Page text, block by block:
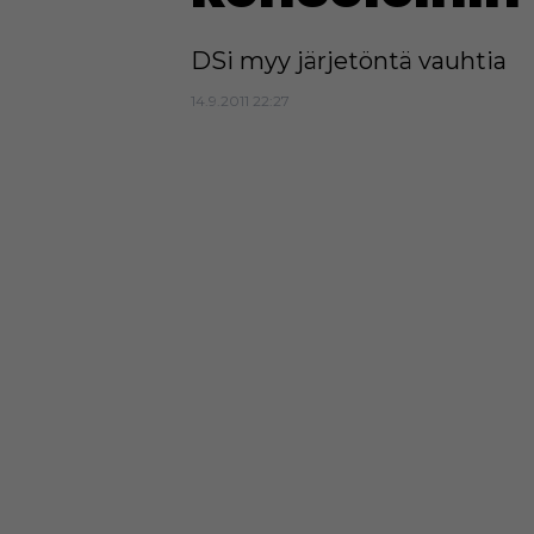
DSi myy järjetöntä vauhtia
14.9.2011 22:27